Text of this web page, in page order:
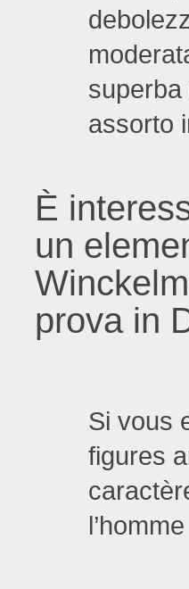
assorto
È
un
prova in
Si vous
figures